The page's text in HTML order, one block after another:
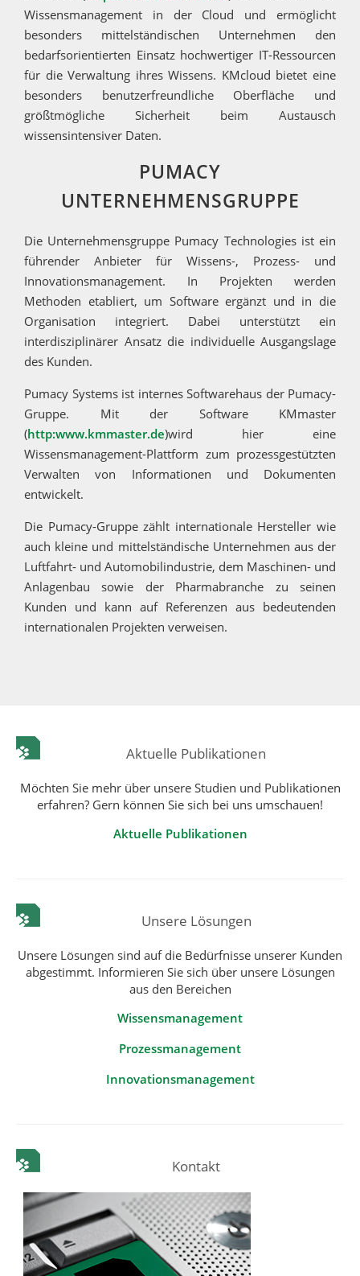
Wissensmanagement in der Cloud und ermöglicht
besonders mittelständischen Unternehmen den
bedarfsorientierten Einsatz hochwertiger IT-Ressourcen
für die Verwaltung ihres Wissens. KMcloud bietet eine
besonders benutzerfreundliche Oberfläche und
größtmögliche Sicherheit beim Austausch
wissensintensiver Daten.
PUMACY
UNTERNEHMENSGRUPPE
Die Unternehmensgruppe Pumacy Technologies ist ein
führender Anbieter für Wissens-, Prozess- und
Innovationsmanagement. In Projekten werden
Methoden etabliert, um Software ergänzt und in die
Organisation integriert. Dabei unterstützt ein
interdisziplinärer Ansatz die individuelle Ausgangslage
des Kunden.
Pumacy Systems ist internes Softwarehaus der Pumacy-
Gruppe. Mit der Software KMmaster
(http:www.kmmaster.de)wird hier eine
Wissensmanagement-Plattform zum prozessgestützten
Verwalten von Informationen und Dokumenten
entwickelt.
Die Pumacy-Gruppe zählt internationale Hersteller wie
auch kleine und mittelständische Unternehmen aus der
Luftfahrt- und Automobilindustrie, dem Maschinen- und
Anlagenbau sowie der Pharmabranche zu seinen
Kunden und kann auf Referenzen aus bedeutenden
internationalen Projekten verweisen.
Aktuelle Publikationen
Möchten Sie mehr über unsere Studien und Publikationen
erfahren? Gern können Sie sich bei uns umschauen!
Aktuelle Publikationen
Unsere Lösungen
Unsere Lösungen sind auf die Bedürfnisse unserer Kunden
abgestimmt. Informieren Sie sich über unsere Lösungen
aus den Bereichen
Wissensmanagement
Prozessmanagement
Innovationsmanagement
Kontakt